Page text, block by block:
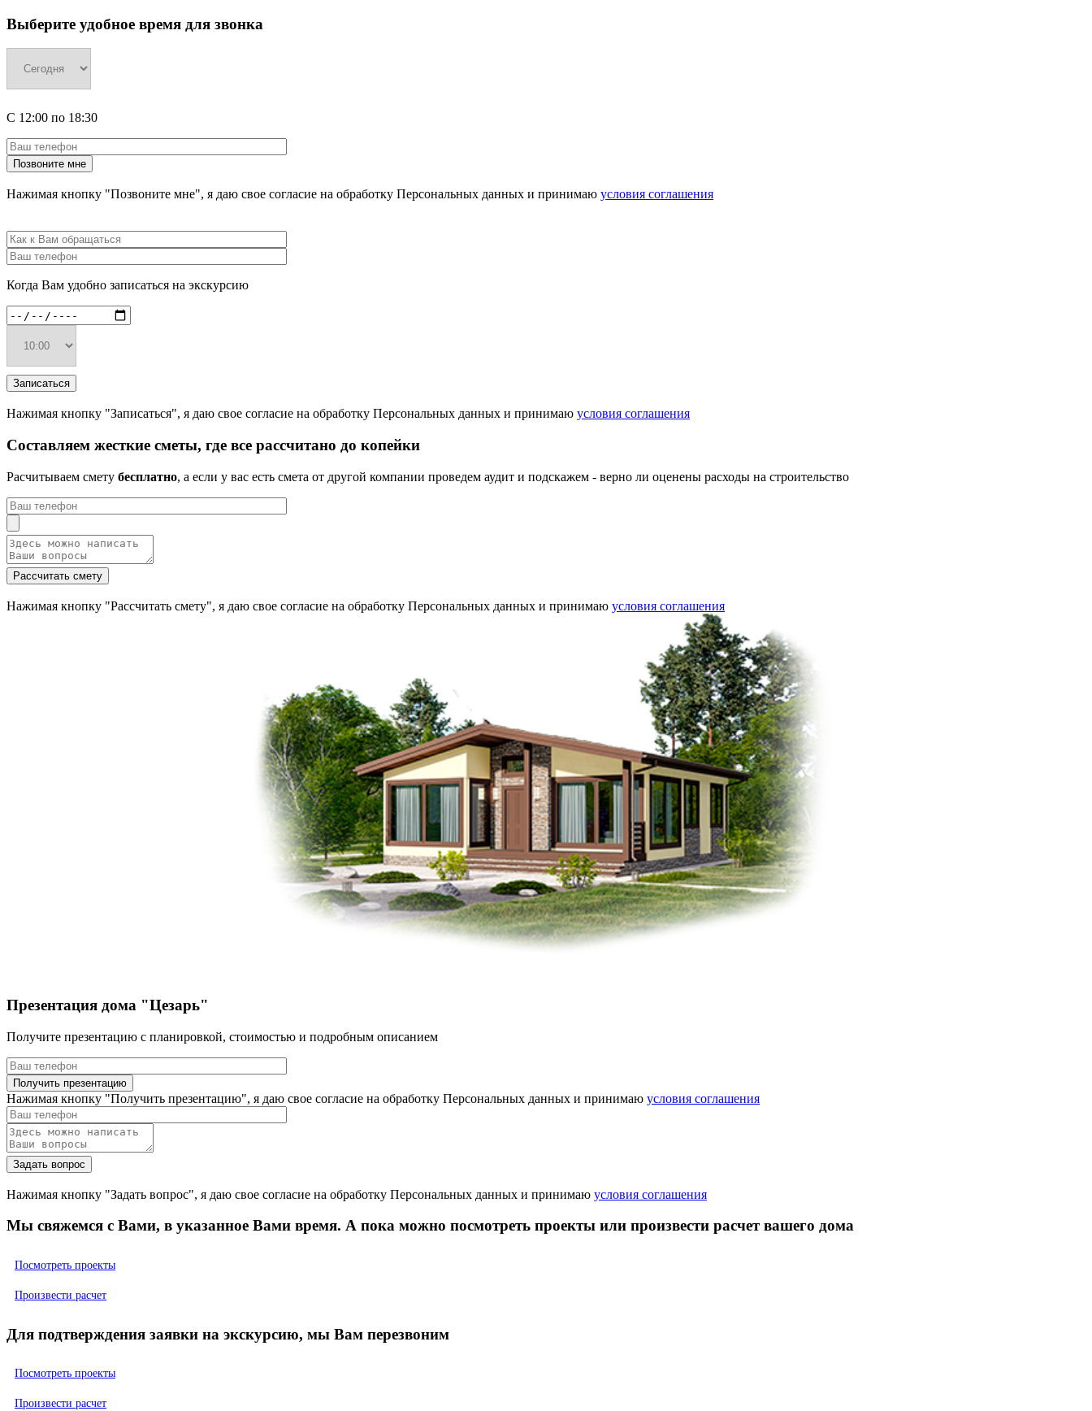
Выберите удобное время для звонка
С 12:00 по 18:30
Нажимая кнопку "Позвоните мне", я даю свое согласие на обработку Персональных данных и принимаю условия соглашения
Когда Вам удобно записаться на экскурсию
Нажимая кнопку "Записаться", я даю свое согласие на обработку Персональных данных и принимаю условия соглашения
Составляем жесткие сметы, где все рассчитано до копейки
Расчитываем смету бесплатно, а если у вас есть смета от другой компании проведем аудит и подскажем - верно ли оценены расходы на строительство
Нажимая кнопку "Рассчитать смету", я даю свое согласие на обработку Персональных данных и принимаю условия соглашения
Презентация дома "Цезарь"
Получите презентацию с планировкой, стоимостью и подробным описанием
Нажимая кнопку "Получить презентацию", я даю свое согласие на обработку Персональных данных и принимаю условия соглашения
Нажимая кнопку "Задать вопрос", я даю свое согласие на обработку Персональных данных и принимаю условия соглашения
Мы свяжемся с Вами, в указанное Вами время. А пока можно посмотреть проекты или произвести расчет вашего дома
Посмотреть проекты
Произвести расчет
Для подтверждения заявки на экскурсию, мы Вам перезвоним
Посмотреть проекты
Произвести расчет